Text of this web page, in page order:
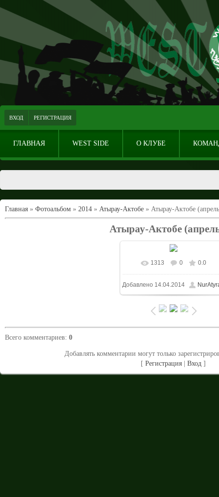
ВХОД РЕГИСТРАЦИЯ
ГЛАВНАЯ WEST SIDE О КЛУБЕ
Главная » Фотоальбом » 2014 » Атырау-Актобе » Атырау-Актобе
Атырау-Актобе
В реальном размере
1024x683/ 317.0Kb
1313 0 0.0
Добавлено 14.04.2014
Всего комментариев: 0
Добавлять комментарии могут только
[Регистрация |Вход ]